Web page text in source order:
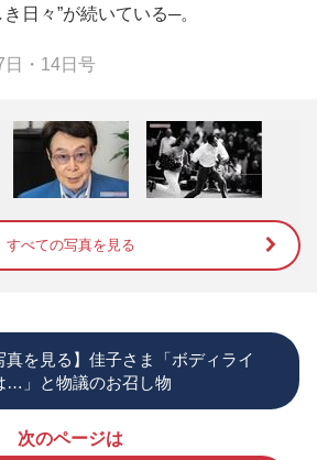
日々”が続いている─。
日・14日号
すべての写真を見る
真を見る】佳子さま「ボディライ
…」と物議のお召し物
次のページは